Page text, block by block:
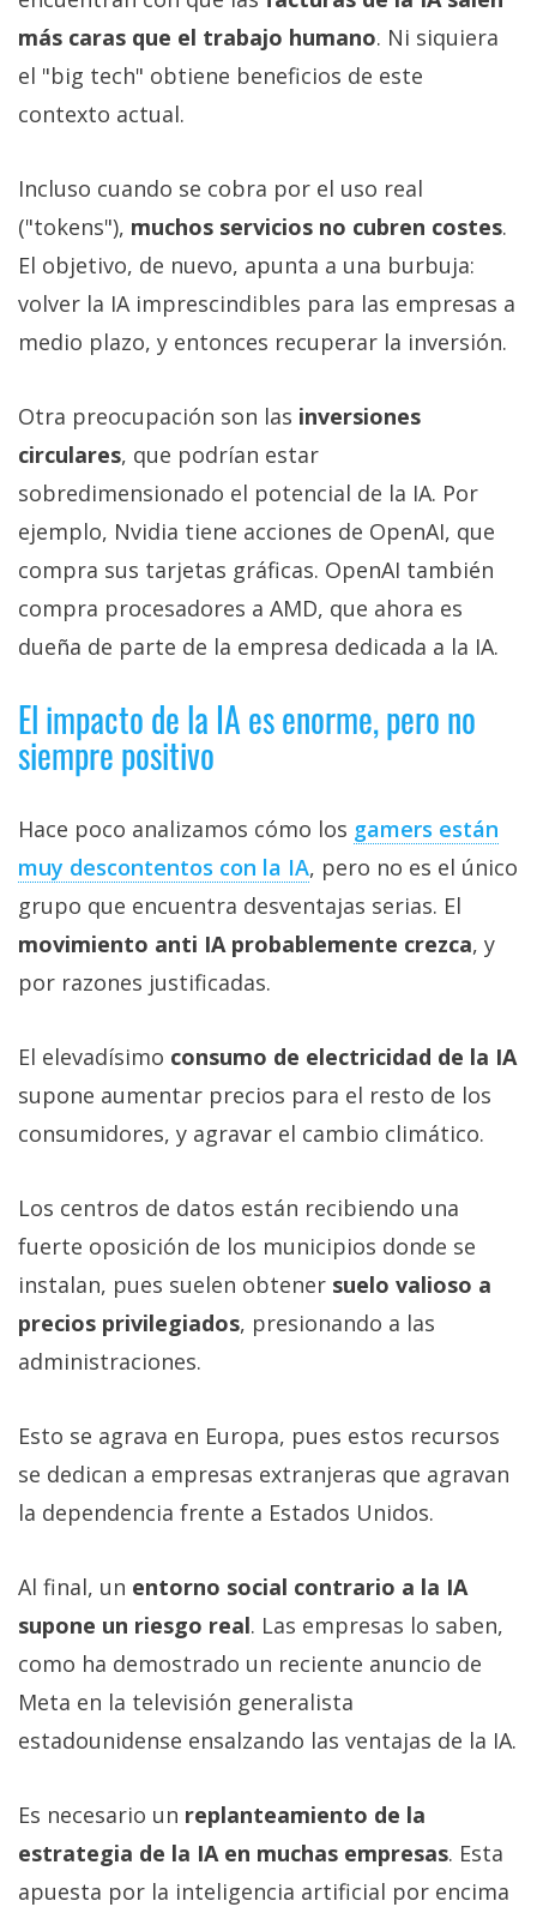
más caras que el trabajo humano. Ni siquiera
el "big tech" obtiene beneficios de este
contexto actual.
Incluso cuando se cobra por el uso real
("tokens"), muchos servicios no cubren costes.
El objetivo, de nuevo, apunta a una burbuja:
volver la IA imprescindibles para las empresas a
medio plazo, y entonces recuperar la inversión.
Otra preocupación son las inversiones
circulares, que podrían estar
sobredimensionado el potencial de la IA. Por
ejemplo, Nvidia tiene acciones de OpenAI, que
compra sus tarjetas gráficas. OpenAI también
compra procesadores a AMD, que ahora es
dueña de parte de la empresa dedicada a la IA.
El impacto de la IA es enorme, pero no
siempre positivo
Hace poco analizamos cómo los gamers están
muy descontentos con la IA‎, pero no es el único
grupo que encuentra desventajas serias. El
movimiento anti IA probablemente crezca, y
por razones justificadas.
El elevadísimo consumo de electricidad de la IA
supone aumentar precios para el resto de los
consumidores, y agravar el cambio climático.
Los centros de datos están recibiendo una
fuerte oposición de los municipios donde se
instalan, pues suelen obtener suelo valioso a
precios privilegiados, presionando a las
administraciones.
Esto se agrava en Europa, pues estos recursos
se dedican a empresas extranjeras que agravan
la dependencia frente a Estados Unidos.
Al final, un entorno social contrario a la IA
supone un riesgo real. Las empresas lo saben,
como ha demostrado un reciente anuncio de
Meta en la televisión generalista
estadounidense ensalzando las ventajas de la IA.
Es necesario un replanteamiento de la
estrategia de la IA en muchas empresas. Esta
apuesta por la inteligencia artificial por encima